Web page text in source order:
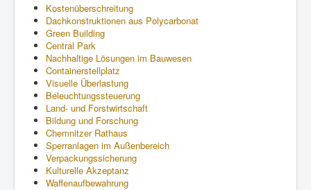
Kostenüberschreitung
Dachkonstruktionen aus Polycarbonat
Green Building
Central Park
Nachhaltige Lösungen im Bauwesen
Containerstellplatz
Visuelle Überlastung
Beleuchtungssteuerung
Land- und Forstwirtschaft
Bildung und Forschung
Chemnitzer Rathaus
Sperranlagen im Außenbereich
Verpackungssicherung
Kulturelle Akzeptanz
Waffenaufbewahrung